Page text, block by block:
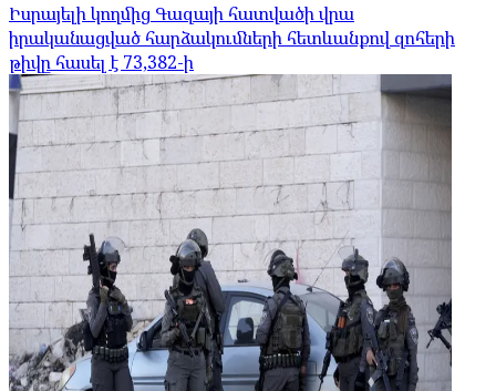
Իսրայելի կողմից Գազայի հատվածի վրա
իրականացված հարձակումների հետևանքով զոհերի
թիվը հասել է 73,382-ի